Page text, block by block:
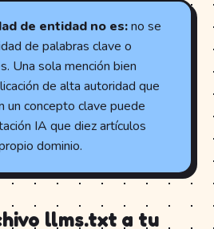
de entidad no es:no se
de palabras clave o
Una sola mención bien
de alta autoridad que
un concepto clave puede
IA que diez artículos
dominio.
llms.txt a tu